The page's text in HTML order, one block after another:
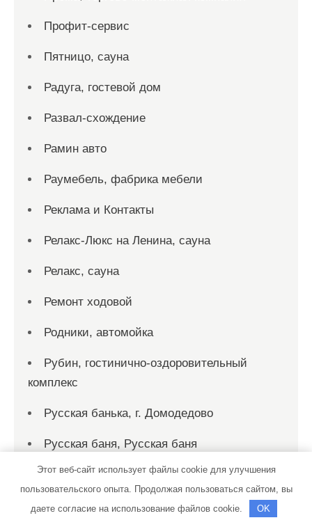
Профит-сервис
Пятницо, сауна
Радуга, гостевой дом
Развал-схождение
Рамин авто
Раумебель, фабрика мебели
Реклама и Контакты
Релакс-Люкс на Ленина, сауна
Релакс, сауна
Ремонт ходовой
Родники, автомойка
Рубин, гостинично-оздоровительный
комплекс
Русская банька, г. Домодедово
Русская баня, Русская баня
Русский финн, баня-сауна
Рыбка, сауна
Этот веб-сайт использует файлы cookie для улучшения
пользовательского опыта. Продолжая пользоваться сайтом, вы
даете согласие на использование файлов cookie.
OK